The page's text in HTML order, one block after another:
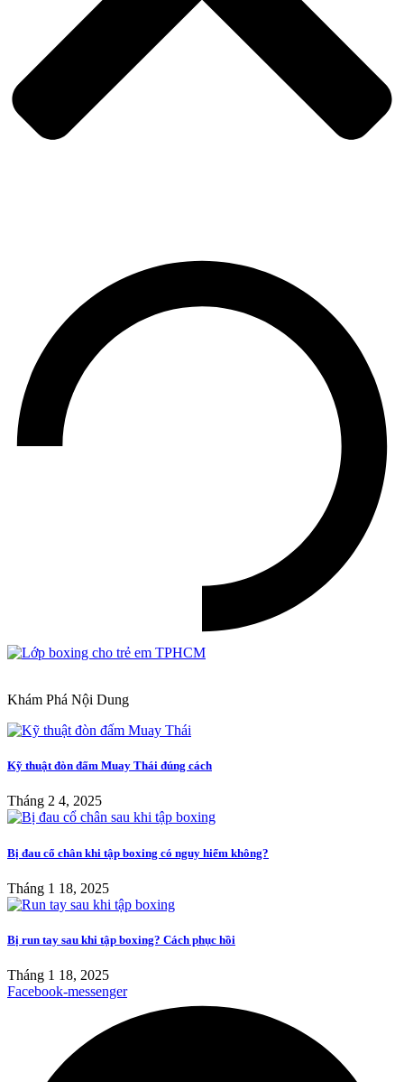
Khám Phá Nội Dung
Kỹ thuật đòn đấm Muay Thái đúng cách
Tháng 2 4, 2025
Bị đau cổ chân khi tập boxing có nguy hiểm không?
Tháng 1 18, 2025
Bị run tay sau khi tập boxing? Cách phục hồi
Tháng 1 18, 2025
Facebook-messenger